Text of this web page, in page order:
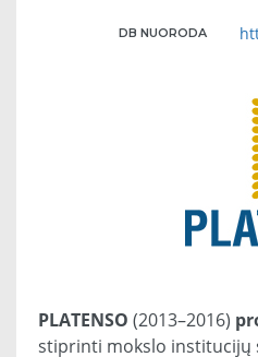
DB NUORODA
PLATENSO (2013–2016)
stiprinti mokslo institucijų